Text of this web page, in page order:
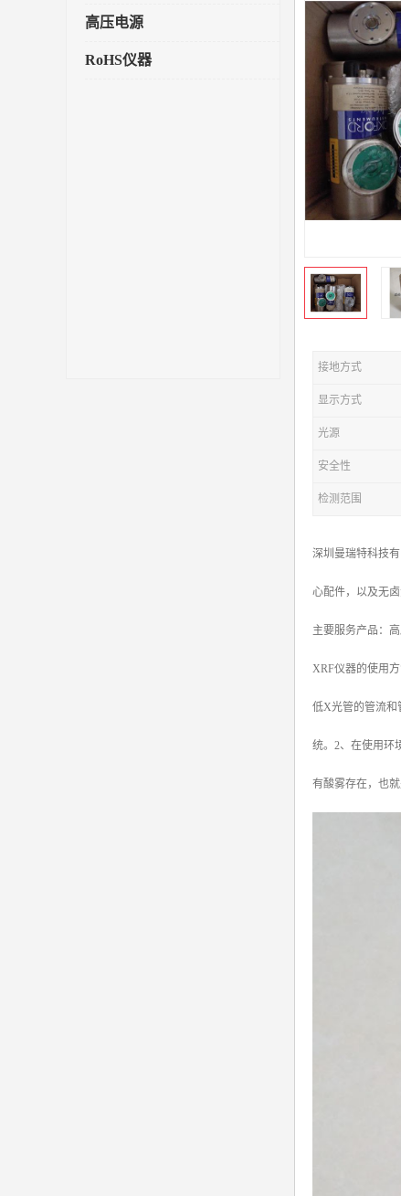
高压电源
RoHS仪器
接地方式
显示方式
光源
安全性
检测范围
深圳曼瑞特科技
心配件，以及无
主要服务产品：
XRF仪器的使用
低X光管的管流和
统。2、在使用环
有酸雾存在，也